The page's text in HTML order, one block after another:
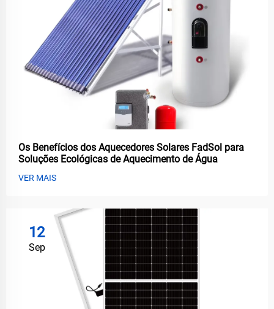
Os Benefícios dos Aquecedores Solares FadSol para
Soluções Ecológicas de Aquecimento de Água
VER MAIS
12
Sep